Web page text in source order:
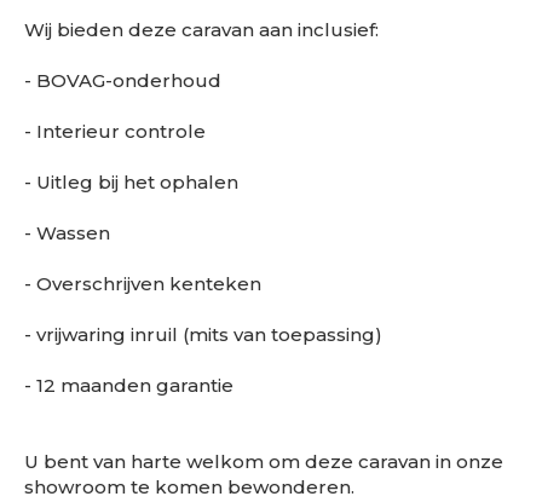
Wij bieden deze caravan aan inclusief:
- BOVAG-onderhoud
- Interieur controle
- Uitleg bij het ophalen
- Wassen
- Overschrijven kenteken
- vrijwaring inruil (mits van toepassing)
- 12 maanden garantie
U bent van harte welkom om deze caravan in onze
showroom te komen bewonderen.